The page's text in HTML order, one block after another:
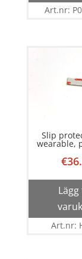
Art.nr:
Slip
wearable,
€
Art.nr: